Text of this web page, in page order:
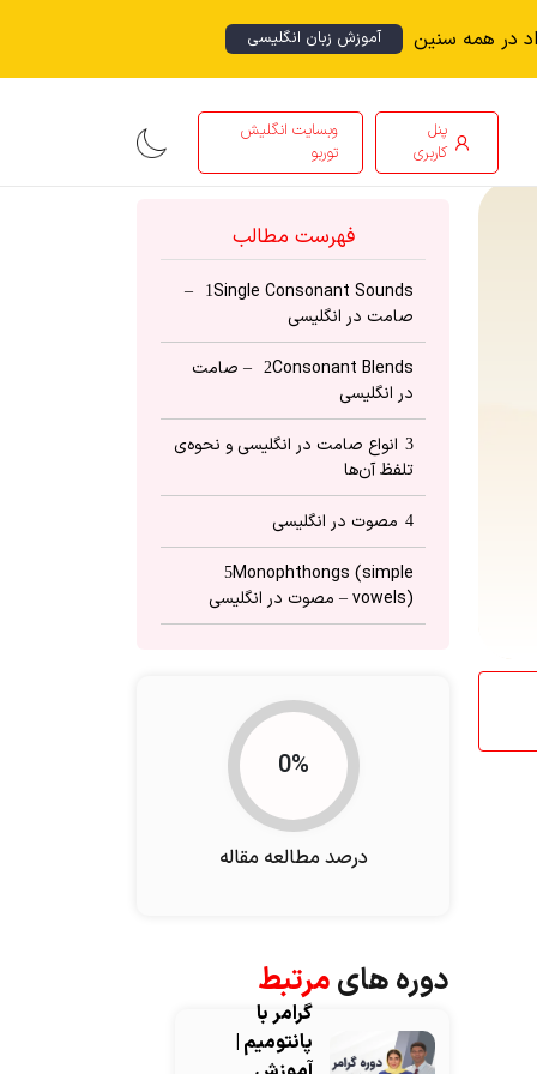
در همه سنین آموزش زبان انگلیسی
پنل
کاربری
وبسایت انگلیش
توربو
فهرست مطالب
1
Single Consonant Sounds –
صامت در انگلیسی
2
Consonant Blends – صامت
در انگلیسی
3 انواع صامت در انگلیسی و نحوه‌ی
تلفظ آن‌ها
4 مصوت در انگلیسی
5Monophthongs (simple
vowels) – مصوت در انگلیسی
Diphthongs – مصوت در
برای مثال‌های بیشتر به جدول زیر
مراجعه کنید:
0%
درصد مطالعه مقاله
دوره هایمرتبط
گرامر با
پانتومیم |